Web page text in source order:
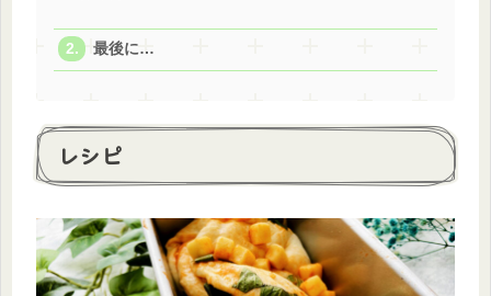
最後に…
レシピ